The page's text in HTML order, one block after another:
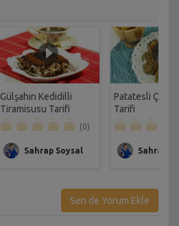
Gülşahın Kedidilli
Tiramisusu Tarifi
(0)
Sahrap Soysal
Patatesli Çıtır
Tarifi
Sahrap
Sen de Yorum Ekle